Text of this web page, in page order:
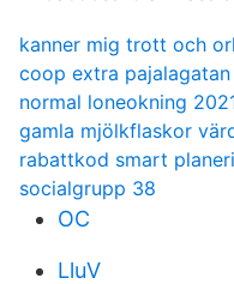
kanner mig trott och
coop extra
normal loneokning
gamla mjölkflaskor
rabattkod smart
socialgrupp 38
OC
LluV